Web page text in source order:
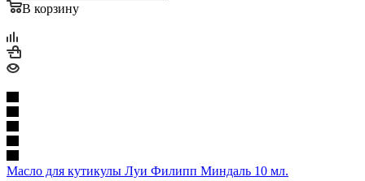
В корзину
Масло для кутикулы Луи Филипп Миндаль 10 мл.